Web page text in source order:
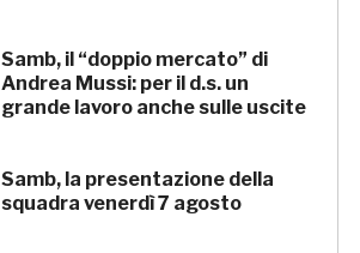
Samb, il “doppio mercato” di
Andrea Mussi: per il d.s. un
grande lavoro anche sulle uscite
Samb, la presentazione della
squadra venerdì 7 agosto